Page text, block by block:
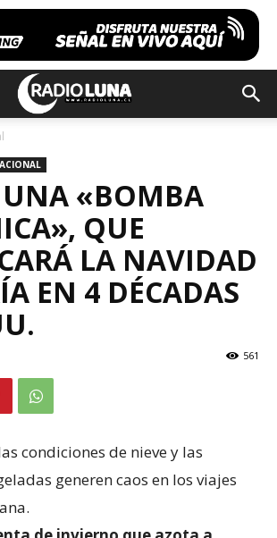
UNA «BOMBA
QUE
LA NAVIDAD
EN 4 DÉCADAS
561
condiciones de nieve y las
generen caos en los viajes